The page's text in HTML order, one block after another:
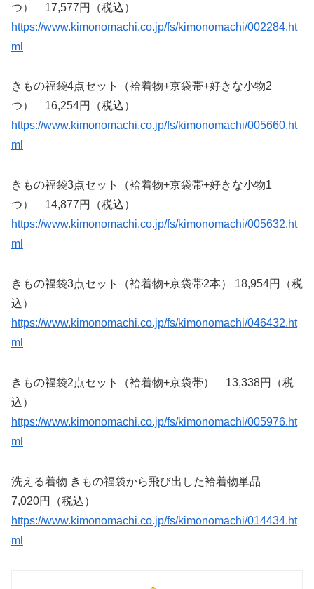
つ） 17,577円（税込）
https://www.kimonomachi.co.jp/fs/kimonomachi/002284.ht
ml
きもの福袋4点セット（袷着物+京袋帯+好きな小物2
つ） 16,254円（税込）
https://www.kimonomachi.co.jp/fs/kimonomachi/005660.ht
ml
きもの福袋3点セット（袷着物+京袋帯+好きな小物1
つ） 14,877円（税込）
https://www.kimonomachi.co.jp/fs/kimonomachi/005632.ht
ml
きもの福袋3点セット（袷着物+京袋帯2本） 18,954円（税
込）
https://www.kimonomachi.co.jp/fs/kimonomachi/046432.ht
ml
きもの福袋2点セット（袷着物+京袋帯） 13,338円（税
込）
https://www.kimonomachi.co.jp/fs/kimonomachi/005976.ht
ml
洗える着物 きもの福袋から飛び出した袷着物単品
7,020円（税込）
https://www.kimonomachi.co.jp/fs/kimonomachi/014434.ht
ml